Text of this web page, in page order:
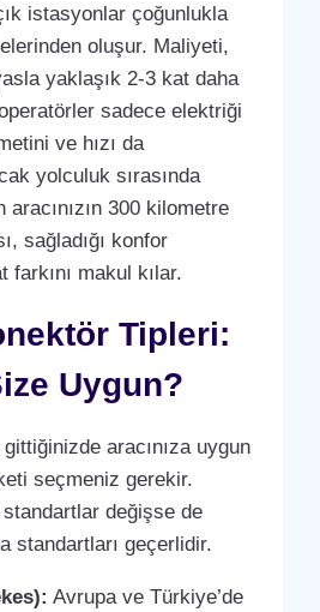
istasyonlar çoğunlukla
oluşur. Maliyeti,
yaklaşık 2-3 kat daha
sadece elektriği
ve hızı da
yolculuk sırasında
300 kilometre
sağladığı konfor
farkını makul kılar.
Tipleri:
Uygun?
aracınıza uygun
seçmeniz gerekir.
değişse de
standartları geçerlidir.
Avrupa ve Türkiye’de